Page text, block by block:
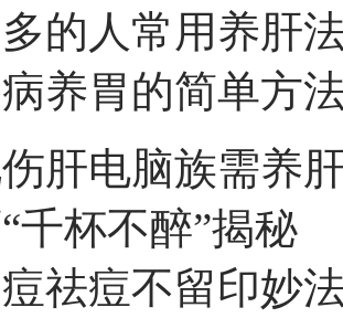
的人常用养肝
养胃的简单方
肝电脑族需养
千杯不醉”揭秘
祛痘不留印妙